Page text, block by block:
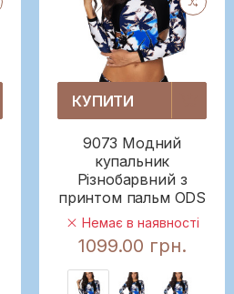
КУПИТИ
9073 Модний
купальник
Різнобарвний з
принтом пальм ODS
Немає в наявності
1099.00 грн.